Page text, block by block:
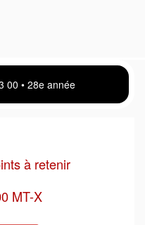
• 28e année
à retenir
MT-X